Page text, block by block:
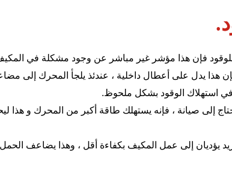
للوقود فإن هذا مؤشر غير مباشر عن وجود مشكلة في
يدل على أعطال داخلية ، عندئذ يلجأ المحرك إلى
في استهلاك الوقود بشكل ملحوظ.
إلى صيانة ، فإنه يستهلك طاقة أكبر من المحرك و هذا
يؤديان إلى عمل المكيف بكفاءة أقل ، وهذا يضاعف